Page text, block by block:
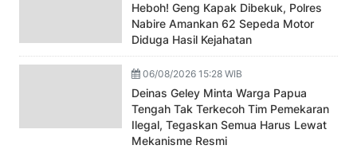
Heboh! Geng Kapak Dibekuk, Polres
Nabire Amankan 62 Sepeda Motor
Diduga Hasil Kejahatan
06/08/2026 15:28 WIB
Deinas Geley Minta Warga Papua
Tengah Tak Terkecoh Tim Pemekaran
Ilegal, Tegaskan Semua Harus Lewat
Mekanisme Resmi